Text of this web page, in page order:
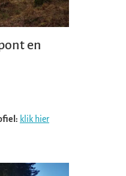
en
klik hier